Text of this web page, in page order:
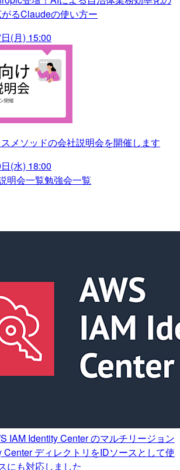
るClaudeの使い方ー
(月) 15:00
スメソッドの会社説明会を開催します
(水) 18:00
明会一覧勉強会一覧
IAM Identity Center のマルチリージョン
Center ディレクトリをIDソースとして使
にも対応しました